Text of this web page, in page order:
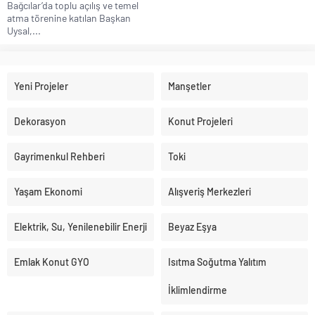
Bağcılar’da toplu açılış ve temel
atma törenine katılan Başkan
Uysal,...
Yeni Projeler Manşetler
Dekorasyon Konut Projeleri
Gayrimenkul Rehberi Toki
Yaşam Ekonomi Alışveriş Merkezleri
Elektrik, Su, Yenilenebilir Enerji Beyaz Eşya
Emlak Konut GYO Isıtma Soğutma Yalıtım
İklimlendirme